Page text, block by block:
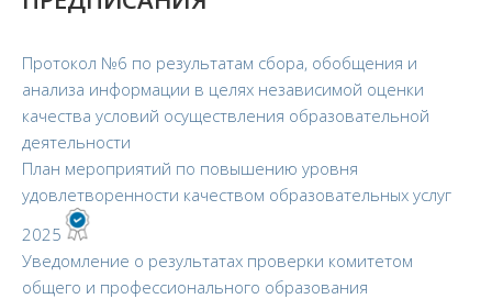
Протокол №6 по результатам сбора, обобщения и
анализа информации в целях независимой оценки
качества условий осуществления образовательной
деятельности
План мероприятий по повышению уровня
удовлетворенности качеством образовательных услуг
2025
Уведомление о результатах проверки комитетом
общего и профессионального образования